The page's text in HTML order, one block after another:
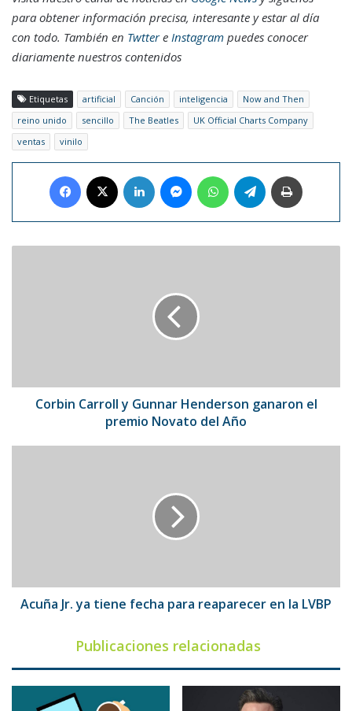
para obtener información precisa, interesante y estar al día
con todo. También en Twttere Instagram puedes conocer
diariamente nuestros contenidos
Etiquetas artificial Canción inteligencia
Now and Then
reino unido
sencillo The Beatles
UK Official Charts Company
ventas
vinilo
Facebook LinkedIn MessengerWhatsAppTelegram
Novato
Corbin Carroll y Gunnar Henderson ganaron el
premio Novato del Año
la
LVBP
Acuña Jr. ya tiene fecha para reaparecer en la LVBP
Publicaciones relacionadas